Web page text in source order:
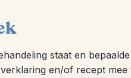
staat en
en/of recept mee